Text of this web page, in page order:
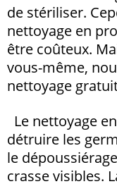
de stériliser.
nettoyage en
être coûteux.
vous-même,
nettoyage
Le nettoyage
détruire les
le
crasse visibles.